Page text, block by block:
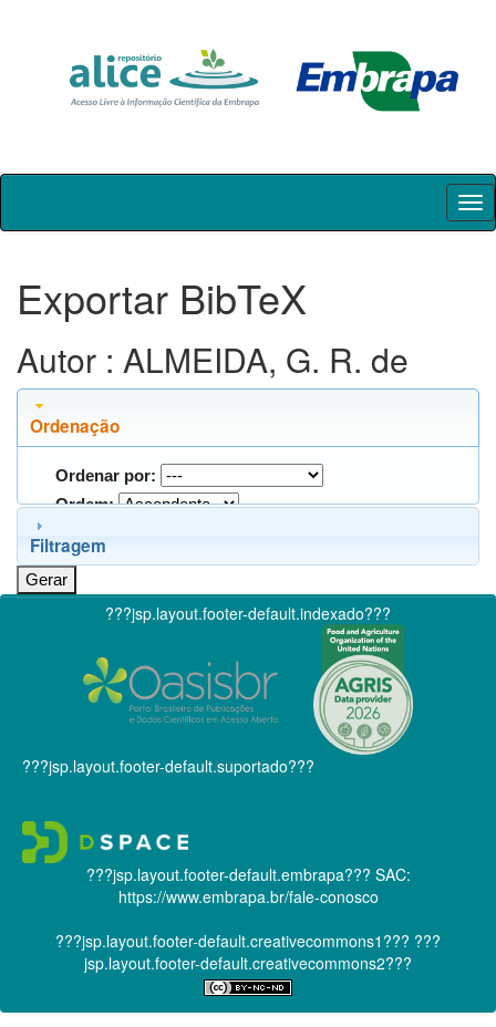
Skip
Exportar BibTeX
Autor : ALMEIDA, G. R. de
Ordenação
Ordenar por:
Ordem:
Filtragem
???jsp.layout.footer-default.indexado???
???jsp.layout.footer-default.suportado???
???jsp.layout.footer-default.embrapa??? SAC:
https://www.embrapa.br/fale-conosco
???jsp.layout.footer-default.creativecommons1??? ???
jsp.layout.footer-default.creativecommons2???